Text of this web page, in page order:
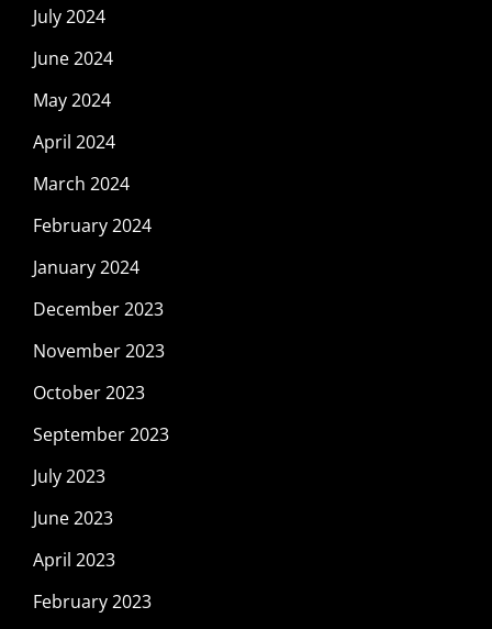
July 2024
June 2024
May 2024
April 2024
March 2024
February 2024
January 2024
December 2023
November 2023
October 2023
September 2023
July 2023
June 2023
April 2023
February 2023